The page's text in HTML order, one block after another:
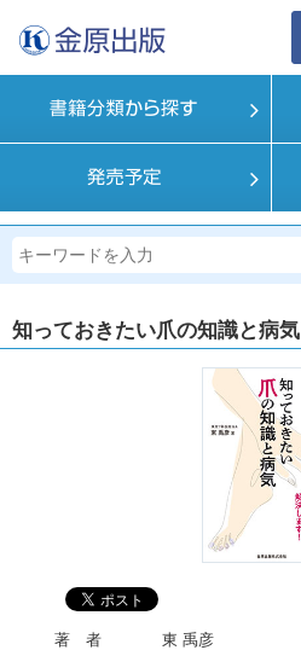
知っておきたい爪の知識と病気
著 者
東 禹彦